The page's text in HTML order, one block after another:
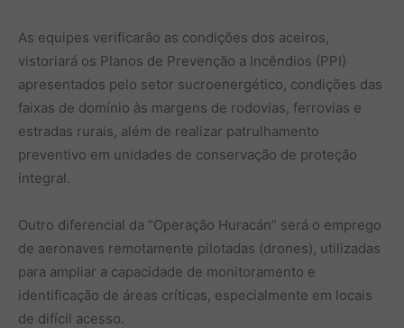
As equipes verificarão as condições dos aceiros,
vistoriará os Planos de Prevenção a Incêndios (PPI)
apresentados pelo setor sucroenergético, condições das
faixas de domínio às margens de rodovias, ferrovias e
estradas rurais, além de realizar patrulhamento
preventivo em unidades de conservação de proteção
integral.
Outro diferencial da “Operação Huracán” será o emprego
de aeronaves remotamente pilotadas (drones), utilizadas
para ampliar a capacidade de monitoramento e
identificação de áreas críticas, especialmente em locais
de difícil acesso.